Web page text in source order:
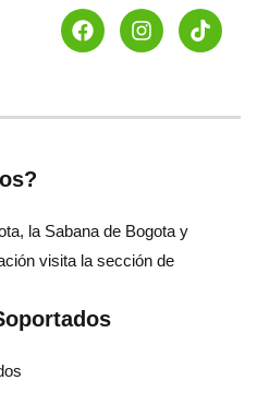
la Sabana de Bogota y
visita la sección de